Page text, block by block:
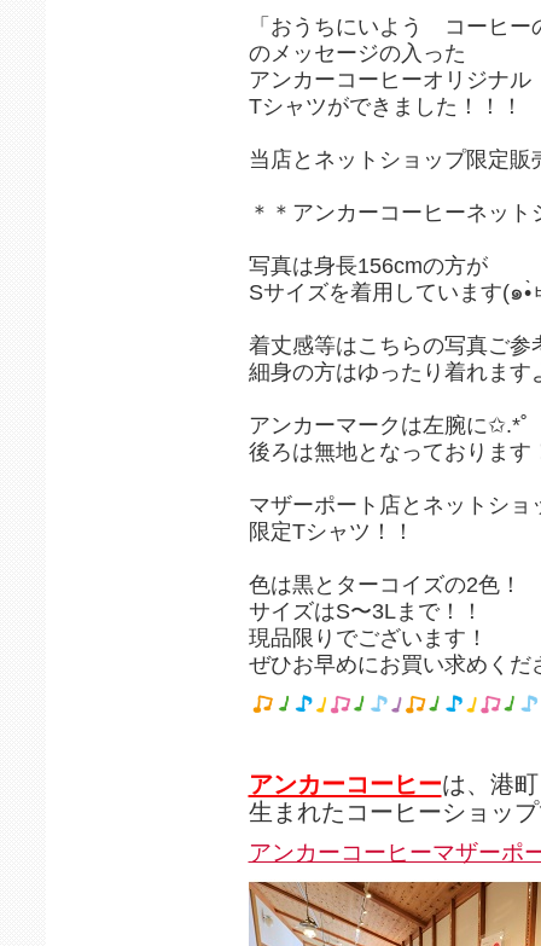
「おうちにいよう コーヒー
のメッセージの入った
アンカーコーヒーオリジナル
Tシャツができました！！！
当店とネットショップ限定販
＊＊アンカーコーヒーネット
写真は身長156cmの方が
着丈感等はこちらの写真ご参
細身の方はゆったり着れます
アンカーマークは左腕に✩.*˚
後ろは無地となっております
マザーポート店とネットシ
限定Tシャツ！！
色は黒とターコイズの2色！
サイズはS〜3Lまで！！
現品限りでございます！
ぜひお早めにお買い求めくだ
アンカーコーヒーは、港
生まれたコーヒーショッ
アンカーコーヒーマザーポ